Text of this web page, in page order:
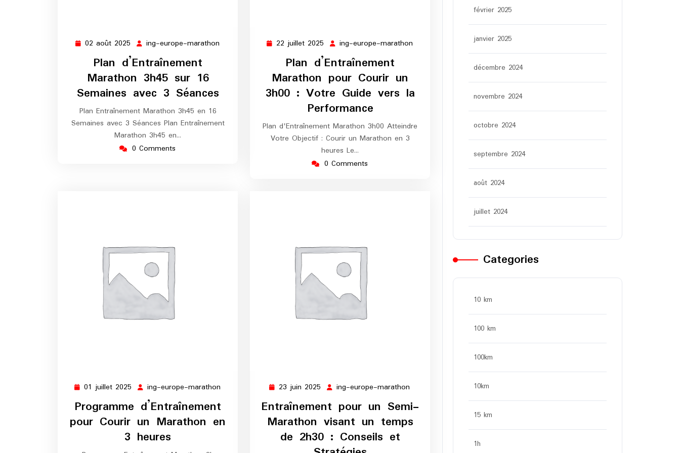
02 août 2025 02
août
2025
ing-europe-marathon
Plan d’Entraînement
Marathon 3h45 sur 16
Semaines avec 3 Séances
Plan Entraînement Marathon 3h45 en 16
Semaines avec 3 Séances Plan Entraînement
Marathon 3h45 en…
0 Comments
22 juillet 2025 22
juillet
2025
ing-europe-marathon
Plan d’Entraînement
Marathon pour Courir un
3h00 : Votre Guide vers la
Performance
Plan d'Entraînement Marathon 3h00 Atteindre
Votre Objectif : Courir un Marathon en 3
heures Le…
0 Comments
01 juillet 2025 01
juillet
2025
ing-europe-marathon
Programme d’Entraînement
pour Courir un Marathon en
3 heures
23 juin 2025 23
juin
2025
ing-europe-marathon
europe-
marathon
Entraînement pour un Semi-
Marathon visant un temps
de 2h30 : Conseils et
février 2025
janvier 2025
décembre 2024
novembre 2024
octobre 2024
septembre 2024
août 2024
juillet 2024
Categories
10 km
100 km
100km
10km
15 km
1h